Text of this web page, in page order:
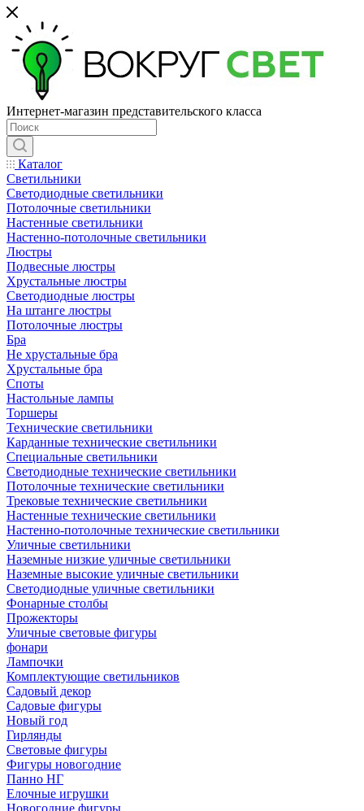
Интернет-магазин представительского класса
Каталог
Светильники
Светодиодные светильники
Потолочные светильники
Настенные светильники
Настенно-потолочные светильники
Люстры
Подвесные люстры
Хрустальные люстры
Светодиодные люстры
На штанге люстры
Потолочные люстры
Бра
Не хрустальные бра
Хрустальные бра
Споты
Настольные лампы
Торшеры
Технические светильники
Карданные технические светильники
Специальные светильники
Светодиодные технические светильники
Потолочные технические светильники
Трековые технические светильники
Настенные технические светильники
Настенно-потолочные технические светильники
Уличные светильники
Наземные низкие уличные светильники
Наземные высокие уличные светильники
Светодиодные уличные светильники
Фонарные столбы
Прожекторы
Уличные световые фигуры
фонари
Лампочки
Комплектующие светильников
Садовый декор
Садовые фигуры
Новый год
Гирлянды
Световые фигуры
Фигуры новогодние
Панно НГ
Елочные игрушки
Новогодние фигуры